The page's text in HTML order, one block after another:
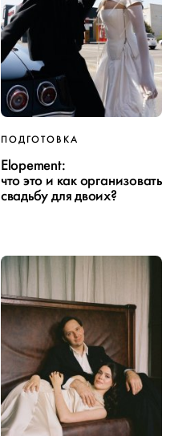
ПОДГОТОВКА
Elopement:
что это и как организовать
свадьбу для двоих?